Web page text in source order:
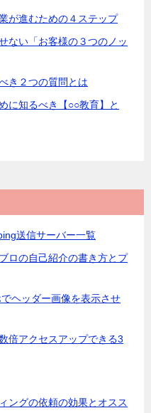
が進むための４ステップ
ない「お客様の３つのノッ
き２つの質問とは
に知るべき【○○教育】と
送信サーバー一覧
ロの自己紹介の書き方とプ
ヘッダー画像を表示させ
倍アクセスアップできる3
ングの依頼の効果とオスス